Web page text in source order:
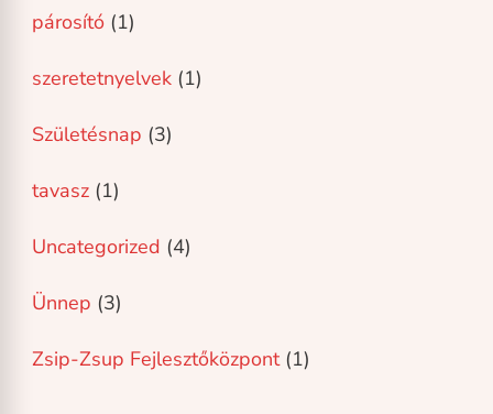
párosító (1)
szeretetnyelvek (1)
Születésnap (3)
tavasz (1)
Uncategorized (4)
Ünnep (3)
Zsip-Zsup Fejlesztőközpont(1)